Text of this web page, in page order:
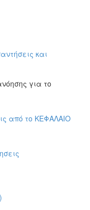
και
για το
από το ΚΕΦΑΛΑΙΟ